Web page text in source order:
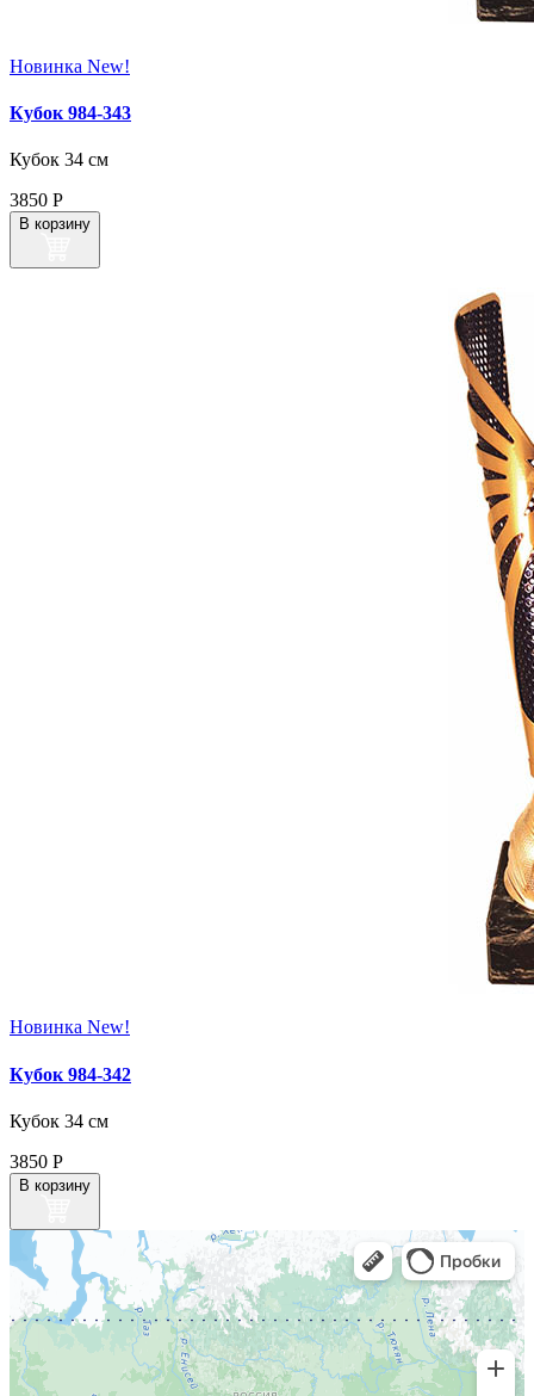
Новинка New!
Кубок 984-343
Кубок 34 см
3850 Р
В корзину
Новинка New!
Кубок 984-342
Кубок 34 см
3850 Р
В корзину